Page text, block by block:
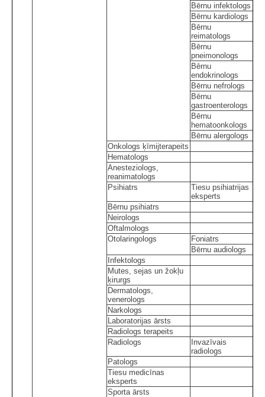
Bērnu infektologs
Bērnu kardiologs
Bērnu
reimatologs
Bērnu
pneimonologs
Bērnu
endokrinologs
Bērnu nefrologs
Bērnu
gastroenterologs
Bērnu
hematoonkologs
Bērnu alergologs
Onkologs ķīmijterapeits
Hematologs
Anesteziologs,
reanimatologs
Psihiatrs
Tiesu psihiatrijas
eksperts
Bērnu psihiatrs
Neirologs
Oftalmologs
Otolaringologs
Foniatrs
Bērnu audiologs
Infektologs
Mutes, sejas un žokļu
ķirurgs
Dermatologs,
venerologs
Narkologs
Laboratorijas ārsts
Radiologs terapeits
Radiologs
Invazīvais
radiologs
Patologs
Tiesu medicīnas
eksperts
Sporta ārsts